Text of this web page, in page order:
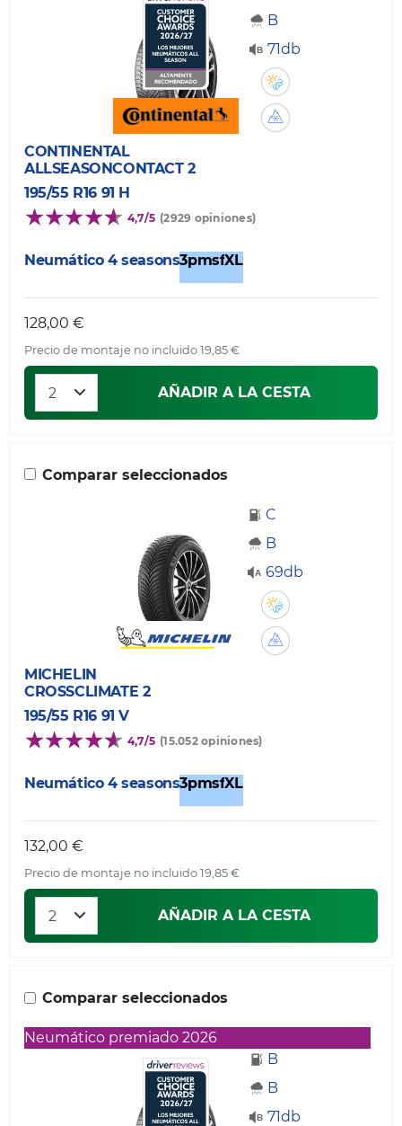
B
71db
CONTINENTAL
ALLSEASONCONTACT 2
195/55 R16 91 H
4,7/5 (2929 opiniones)
Neumático 4 seasons3pmsfXL
128,00 €
Precio de montaje no incluido 19,85 €
AÑADIR A LA CESTA
Comparar seleccionados
C
B
69db
MICHELIN
CROSSCLIMATE 2
195/55 R16 91 V
4,7/5 (15.052 opiniones)
Neumático 4 seasons3pmsfXL
132,00 €
Precio de montaje no incluido 19,85 €
AÑADIR A LA CESTA
Comparar seleccionados
Neumático premiado 2026
B
B
71db